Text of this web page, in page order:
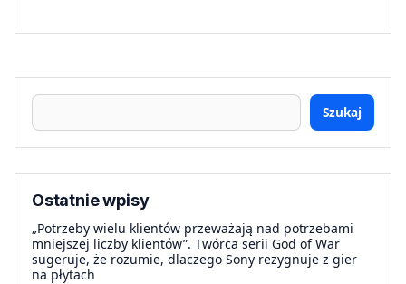
Szukaj
Ostatnie wpisy
„Potrzeby wielu klientów przeważają nad potrzebami
mniejszej liczby klientów”. Twórca serii God of War
sugeruje, że rozumie, dlaczego Sony rezygnuje z gier
na płytach